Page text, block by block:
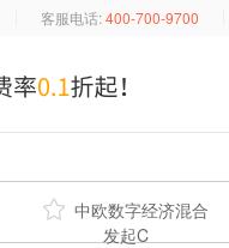
客服电话:400-700-9700
 中欧数字经济混合
发起C